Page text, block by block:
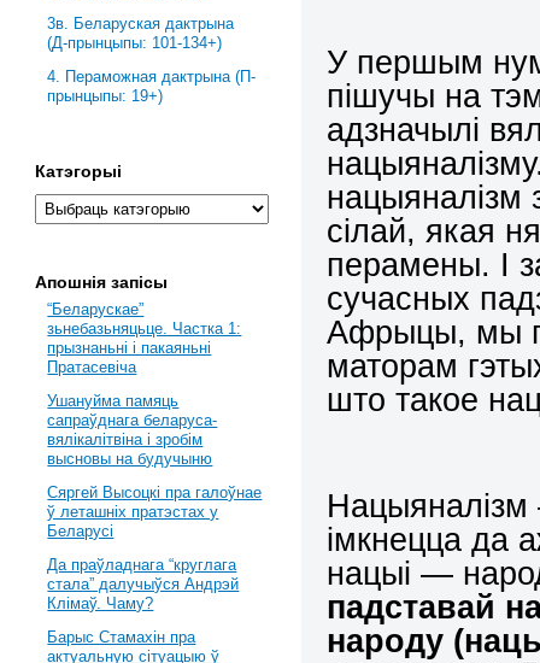
У першым
пiшучы на
адзначылi
нацыяналiзм
сiлай, якая
перамены. I
сучасных
Афрыцы, мы
маторам
што такое
Нацыяналiзм
iмкнецца да
нацыi —
падставай
народу
3в. Беларуская дактрына
(Д-прынцыпы: 101-134+)
4. Пераможная дактрына (П-
прынцыпы: 19+)
Катэгорыі
Апошнія запісы
“Беларускае”
зьнебазьняцьце. Частка 1:
прызнаньні і пакаяньні
Пратасевіча
Ушануйма памяць
сапраўднага беларуса-
вялікалітвіна і зробім
высновы на будучыню
Сяргей Высоцкі пра галоўнае
ў леташніх пратэстах у
Беларусі
Да праўладнага “круглага
стала” далучыўся Андрэй
Клімаў. Чаму?
Барыс Стамахін пра
актуальную сітуацыю ў